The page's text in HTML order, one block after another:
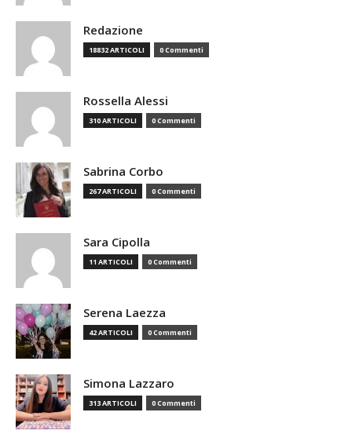
Redazione
18832 ARTICOLI 0 Commenti
Rossella Alessi
310 ARTICOLI 0 Commenti
Sabrina Corbo
267 ARTICOLI 0 Commenti
Sara Cipolla
11 ARTICOLI 0 Commenti
Serena Laezza
42 ARTICOLI 0 Commenti
Simona Lazzaro
313 ARTICOLI 0 Commenti